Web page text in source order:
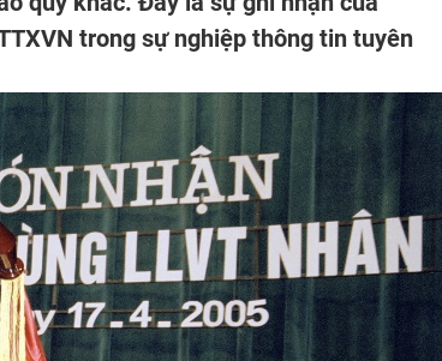
trong sự nghiệp thông tin tuyên